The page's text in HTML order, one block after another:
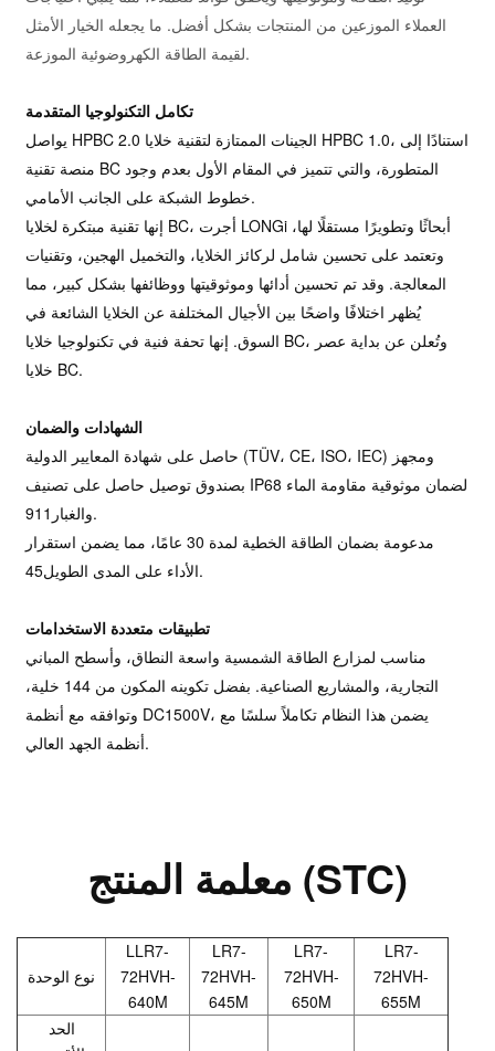
العملاء الموزعين من المنتجات بشكل أفضل. ما يجعله الخيار الأمثل
لقيمة الطاقة الكهروضوئية الموزعة.
تكامل التكنولوجيا المتقدمة
يواصل HPBC 2.0 الجينات الممتازة لتقنية خلايا HPBC 1.0، استنادًا إلى
منصة تقنية BC المتطورة، والتي تتميز في المقام الأول بعدم وجود
خطوط الشبكة على الجانب الأمامي.
إنها تقنية مبتكرة لخلايا BC، أجرت LONGi أبحاثًا وتطويرًا مستقلًا لها،
وتعتمد على تحسين شامل لركائز الخلايا، والتخميل الهجين، وتقنيات
المعالجة. وقد تم تحسين أدائها وموثوقيتها ووظائفها بشكل كبير، مما
يُظهر اختلافًا واضحًا بين الأجيال المختلفة عن الخلايا الشائعة في
السوق. إنها تحفة فنية في تكنولوجيا خلايا BC، وتُعلن عن بداية عصر
خلايا BC.
الشهادات والضمان
حاصل على شهادة المعايير الدولية (TÜV، CE، ISO، IEC) ومجهز
بصندوق توصيل حاصل على تصنيف IP68 لضمان موثوقية مقاومة الماء
والغبار911.
مدعومة بضمان الطاقة الخطية لمدة 30 عامًا، مما يضمن استقرار
الأداء على المدى الطويل45.
تطبيقات متعددة الاستخدامات
مناسب لمزارع الطاقة الشمسية واسعة النطاق، وأسطح المباني
التجارية، والمشاريع الصناعية. بفضل تكوينه المكون من 144 خلية،
وتوافقه مع أنظمة DC1500V، يضمن هذا النظام تكاملاً سلسًا مع
أنظمة الجهد العالي.
معلمة المنتج (STC)
نوع الوحدة
LLR7-
72HVH-
640M
LR7-
72HVH-
645M
LR7-
72HVH-
650M
LR7-
72HVH-
655M
الحد